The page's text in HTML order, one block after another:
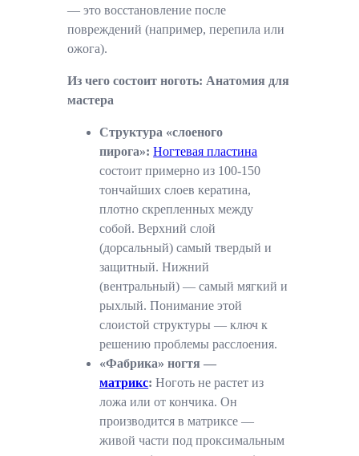
— это восстановление после
повреждений (например, перепила или
ожога).
Из чего состоит ноготь: Анатомия для
мастера
Структура «слоеного
пирога»: Ногтевая пластина
состоит примерно из 100-150
тончайших слоев кератина,
плотно скрепленных между
собой. Верхний слой
(дорсальный) самый твердый и
защитный. Нижний
(вентральный) — самый мягкий и
рыхлый. Понимание этой
слоистой структуры — ключ к
решению проблемы расслоения.
«Фабрика» ногтя —
матрикс: Ноготь не растет из
ложа или от кончика. Он
производится в матриксе —
живой части под проксимальным